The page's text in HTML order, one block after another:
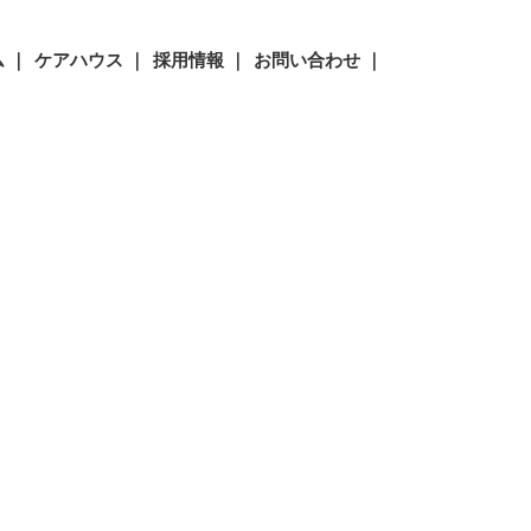
ケアハウス ｜ 採用情報 ｜ お問い合わせ ｜